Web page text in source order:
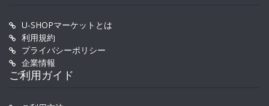
U-SHOPマーケットとは
利用規約
プライバシーポリシー
企業情報
ご利用ガイド